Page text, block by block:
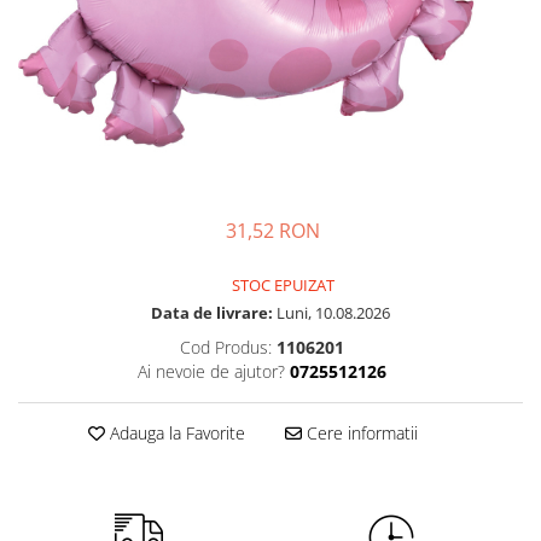
Confetti
Suflatori si Coifuri
Petrecere Star Wars
Petrecere Super Mario
Petrecere Supereroi
Petreceri Fete
Petrecere Lovely Swan
Petrecere Mica Sirena
Petrecere Minnie Mouse
Petrecere Printese Disney
Petreceri Adulti
31,52 RON
STOC EPUIZAT
Data de livrare: Luni, 10.08.2026
Cod Produs: 1106201
Ai nevoie de ajutor? 0725512126
Adauga la Favorite Cere informatii